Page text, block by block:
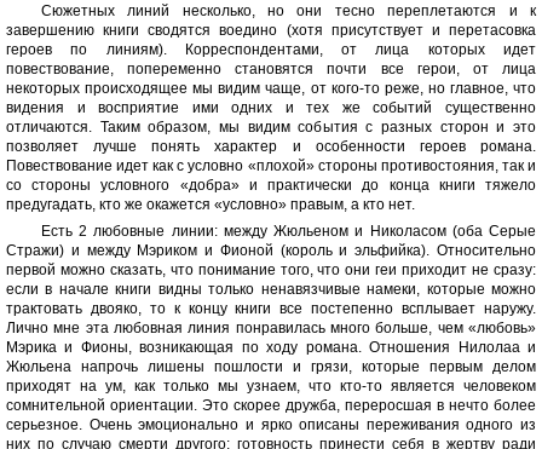
Сюжетных линий несколько, но они тесно переплетаются и к
завершению книги сводятся воедино (хотя присутствует и перетасовка
героев по линиям). Корреспондентами, от лица которых идет
повествование, попеременно становятся почти все герои, от лица
некоторых происходящее мы видим чаще, от кого-то реже, но главное, что
видения и восприятие ими одних и тех же событий существенно
отличаются. Таким образом, мы видим события с разных сторон и это
позволяет лучше понять характер и особенности героев романа.
Повествование идет как с условно «плохой» стороны противостояния, так и
со стороны условного «добра» и практически до конца книги тяжело
предугадать, кто же окажется «условно» правым, а кто нет.
Есть 2 любовные линии: между Жюльеном и Николасом (оба Серые
Стражи) и между Мэриком и Фионой (король и эльфийка). Относительно
первой можно сказать, что понимание того, что они геи приходит не сразу:
если в начале книги видны только ненавязчивые намеки, которые можно
трактовать двояко, то к концу книги все постепенно всплывает наружу.
Лично мне эта любовная линия понравилась много больше, чем «любовь»
Мэрика и Фионы, возникающая по ходу романа. Отношения Нилолаа и
Жюльена напрочь лишены пошлости и грязи, которые первым делом
приходят на ум, как только мы узнаем, что кто-то является человеком
сомнительной ориентации. Это скорее дружба, переросшая в нечто более
серьезное. Очень эмоционально и ярко описаны переживания одного из
них по случаю смерти другого; готовность принести себя в жертву ради